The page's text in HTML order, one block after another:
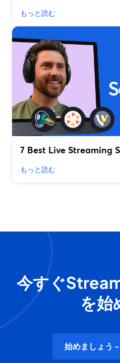
もっと読む
7 Best Live Streaming
もっと読む
今すぐ
を始
始めましょう -